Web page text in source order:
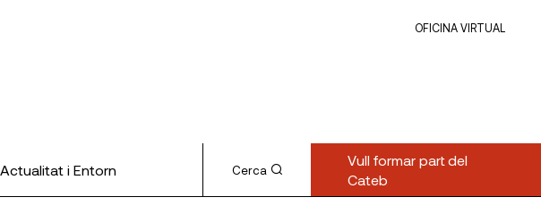
OFICINA VIRTUAL
Actualitat i Entorn Cerca
Vull formar part del
Cateb